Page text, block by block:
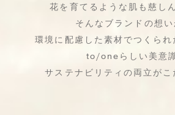
花を育てるような肌も慈し
そんなブランドの想い
環境に配慮した素材でつくられ
to/oneらしい美意
サステナビリティの両立がこ